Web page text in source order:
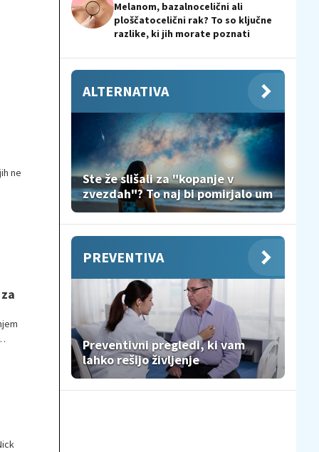
ne
Melanom, bazalnocelični ali
ploščatocelični rak? To so ključne
razlike, ki jih morate poznati
ALTERNATIVA
Ste že slišali za "kopanje v
zvezdah"? To naj bi pomirjalo um
PREVENTIVA
Preventivni pregledi, ki vam
lahko rešijo življenje